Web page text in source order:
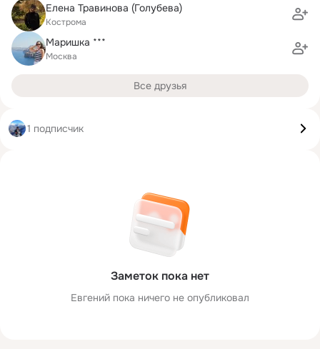
Заметок пока нет
Евгений пока ничего не опубликовал
Елена Травинова (Голубева)
Кострома
Маришка ***
Москва
Все друзья
1 подписчик